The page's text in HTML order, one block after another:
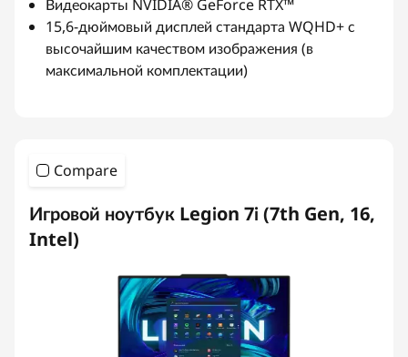
Видеокарты NVIDIA® GeForce RTX™
15,6-дюймовый дисплей стандарта WQHD+ с
высочайшим качеством изображения (в
максимальной комплектации)
Compare
Игровой ноутбук Legion 7i (7th Gen, 16,
Intel)